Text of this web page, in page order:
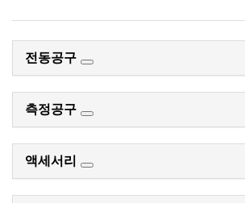
전동공구
측정공구
액세서리